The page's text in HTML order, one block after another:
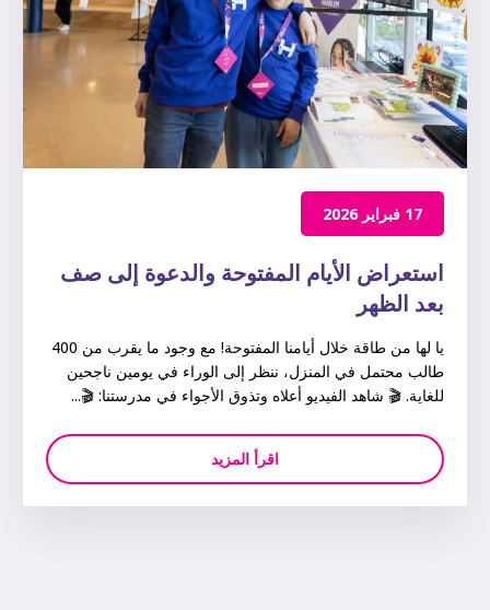
17 فبراير 2026
استعراض الأيام المفتوحة والدعوة إلى صف
بعد الظهر
يا لها من طاقة خلال أيامنا المفتوحة! مع وجود ما يقرب من 400
طالب محتمل في المنزل، ننظر إلى الوراء في يومين ناجحين
للغاية. 🎬 شاهد الفيديو أعلاه وتذوق الأجواء في مدرستنا: 🎬...
اقرأ المزيد